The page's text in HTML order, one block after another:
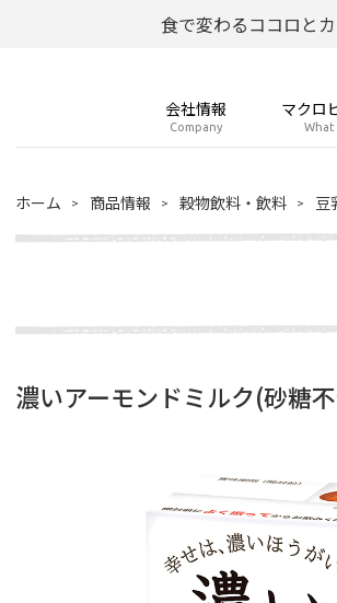
食で変わるココロと
会社情報
Company
マクロ
What
ホーム 商品情報 穀物飲料・飲料 豆
濃いアーモンドミルク(砂糖